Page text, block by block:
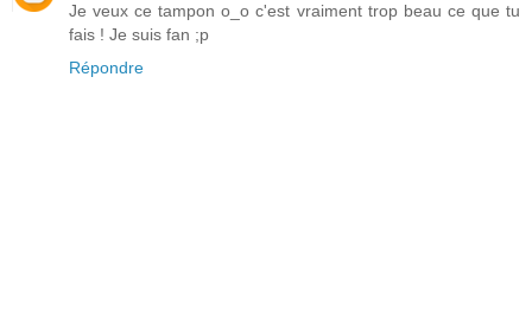
Je veux ce tampon o_o c'est vraiment trop beau ce que tu
fais ! Je suis fan ;p
Répondre